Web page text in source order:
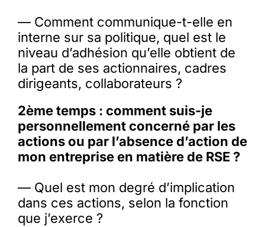
— Comment communique-t-elle en
interne sur sa politique, quel est le
niveau d’adhésion qu’elle obtient de
la part de ses actionnaires, cadres
dirigeants, collaborateurs ?
2ème temps : comment suis-je
personnellement concerné par les
actions ou par l’absence d’action de
mon entreprise en matière de RSE ?
— Quel est mon degré d’implication
dans ces actions, selon la fonction
que j’exerce ?